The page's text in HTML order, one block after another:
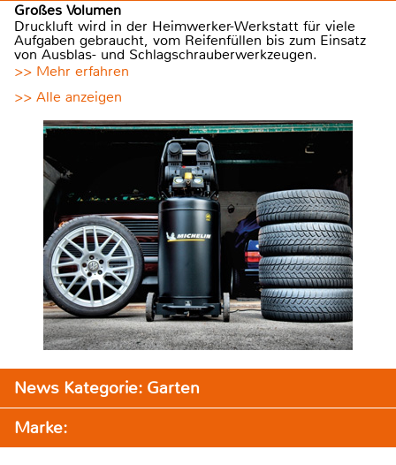
Großes Volumen
Druckluft wird in der Heimwerker-Werkstatt für viele
Aufgaben gebraucht, vom Reifenfüllen bis zum Einsatz
von Ausblas- und Schlagschrauberwerkzeugen.
>> Mehr erfahren
>> Alle anzeigen
News Kategorie: Garten
Marke: